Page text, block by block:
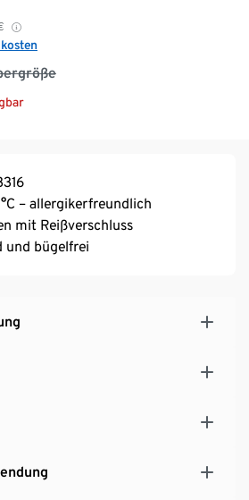
– allergikerfreundlich
mit Reißverschluss
und bügelfrei